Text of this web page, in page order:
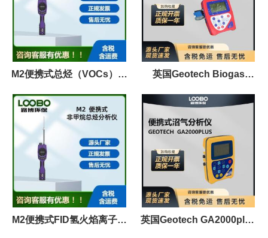
M2便携式总烃（VOCs）分
析仪 手持式FID氢火焰离子
化检测仪
英国Geotech Biogas
Check便携式沼气分析仪
M2便携式FID氢火焰离子化 英国Geotech GA2000plus